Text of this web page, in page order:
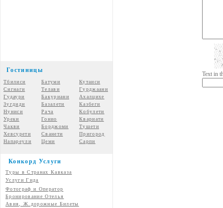
Гостиницы
Тбилиси Батуми
Кутаиси
Сигнаги
Телави
Гурджаани
Гудаури
Бакуриани
Ахалцихе
Зугдиди
Базалети
Казбеги
Нуниси
Рача
Кобулети
Уреки
Гонио
Квариати
Чакви
Борджоми
Тушети
Хевсурети
Сванети
Пригород
Напареули
Цеми Сарпи
Конкорд Услуги
Туры в Странах Кавказа
Услуги Гида
Фотограф и Оператор
Бронирование Отелья
Авия, Ж.дорожные Билеты
Text in